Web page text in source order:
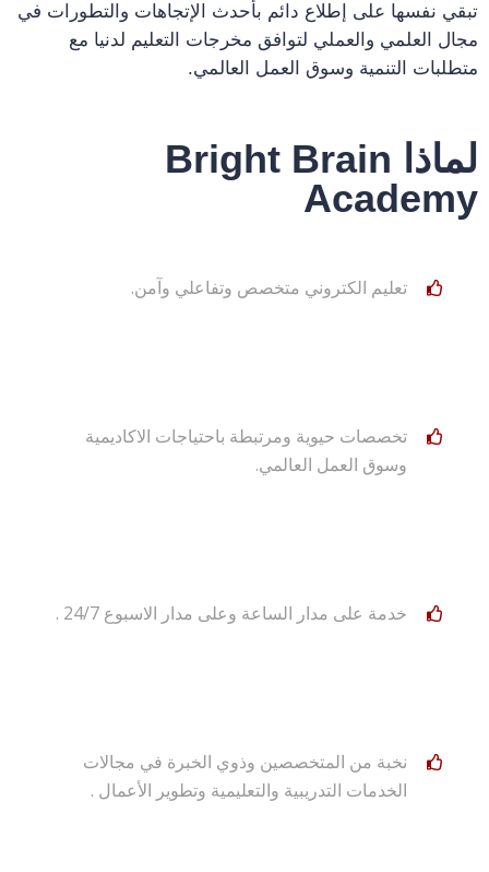
تبقي نفسها على إطلاع دائم بأحدث الإتجاهات والتطورات في
مجال العلمي والعملي لتوافق مخرجات التعليم لدنيا مع
متطلبات التنمية وسوق العمل العالمي.
لماذا Bright Brain
Academy
تعليم الكتروني متخصص وتفاعلي وآمن.
تخصصات حيوية ومرتبطة باحتياجات الاكاديمية
وسوق العمل العالمي.
خدمة على مدار الساعة وعلى مدار الاسبوع 24/7 .
نخبة من المتخصصين وذوي الخبرة في مجالات
الخدمات التدريبية والتعليمية وتطوير الأعمال .